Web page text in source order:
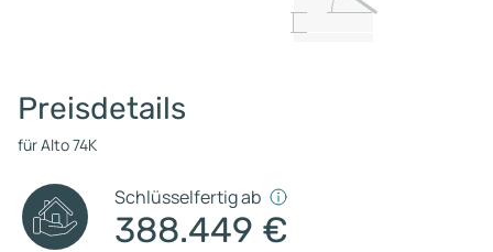
Preisdetails
für Alto 74K
Schlüsselfertig ab
388.449 €